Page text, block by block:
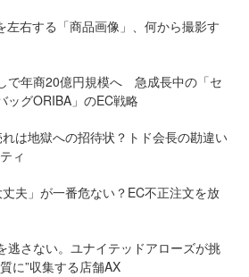
左右する「商品画像」、何から撮影す
で年商20億円規模へ 急成長中の「セ
ッグORIBA」のEC戦略
は地獄への招待状？トド会長の勘違い
ィ
夫」が一番危ない？EC不正注文を放
逃さない。ユナイテッドアローズが挑
に”収集する店舗AX